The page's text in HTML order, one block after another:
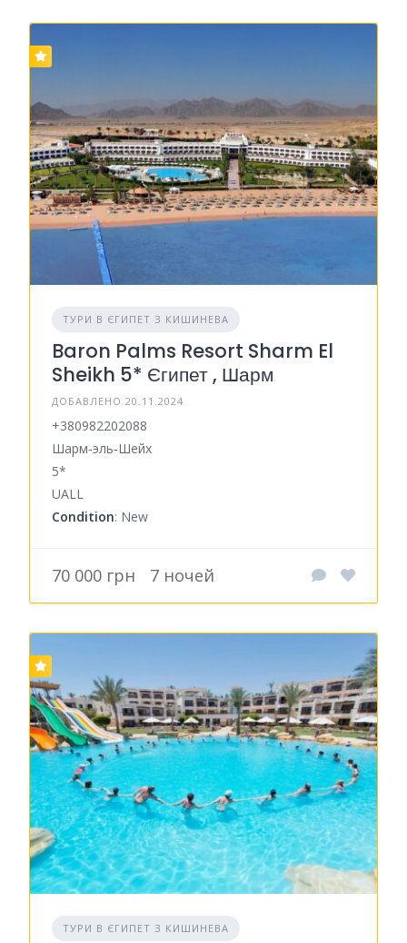
ТУРИ В ЄГИПЕТ З КИШИНЕВА
Baron Palms Resort Sharm El
Sheikh 5* Єгипет , Шарм
ДОБАВЛЕНО 20.11.2024
+380982202088
Шарм‑эль‑Шейх
5*
UALL
Condition: New
70 000 грн 7 ночей
ТУРИ В ЄГИПЕТ З КИШИНЕВА